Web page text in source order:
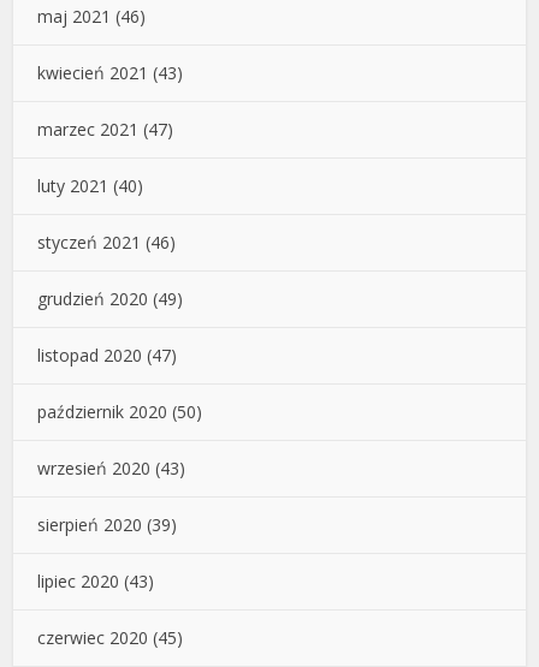
maj 2021 (46)
kwiecień 2021 (43)
marzec 2021 (47)
luty 2021 (40)
styczeń 2021 (46)
grudzień 2020 (49)
listopad 2020 (47)
październik 2020 (50)
wrzesień 2020 (43)
sierpień 2020 (39)
lipiec 2020 (43)
czerwiec 2020 (45)